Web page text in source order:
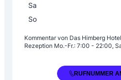
Sa
So
Kommentar von Das Himberg Hotel
Rezeption Mo.-Fr.: 7:00 - 22:00,
+43 2235 86203RUFNUMMER